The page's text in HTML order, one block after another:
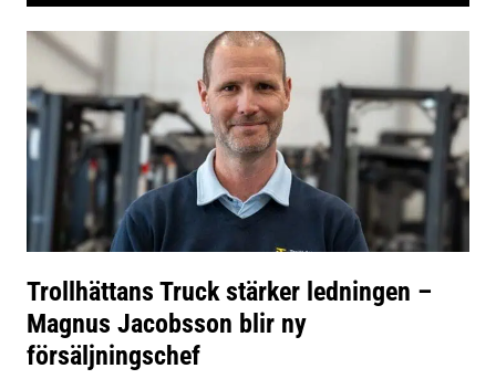
Trollhättans Truck stärker ledningen –
Magnus Jacobsson blir ny
försäljningschef